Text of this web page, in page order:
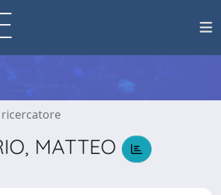
ricercatore
MATTEO